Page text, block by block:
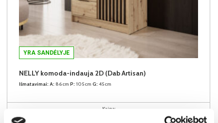
YRA SANDĖLYJE
NELLY komoda-indauja 2D (Dab Artisan)
Išmatavimai: A: 86cm P: 105cm G: 45cm
Kaina: